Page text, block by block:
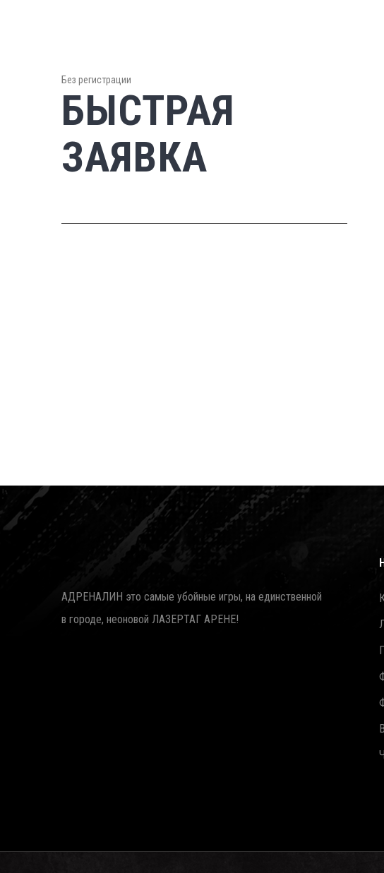
Без регистрации
БЫСТРАЯ
ЗАЯВКА
АДРЕНАЛИН это самые убойные игры, на единственной
в городе, неоновой ЛАЗЕРТАГ АРЕНЕ!